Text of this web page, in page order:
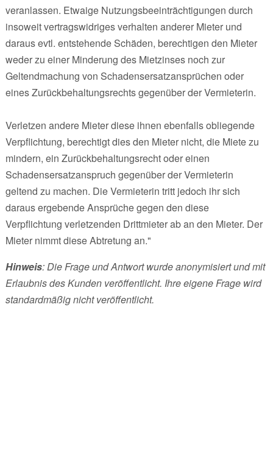
veranlassen. Etwaige Nutzungsbeeinträchtigungen durch
insoweit vertragswidriges verhalten anderer Mieter und
daraus evtl. entstehende Schäden, berechtigen den Mieter
weder zu einer Minderung des Mietzinses noch zur
Geltendmachung von Schadensersatzansprüchen oder
eines Zurückbehaltungsrechts gegenüber der Vermieterin.
Verletzen andere Mieter diese ihnen ebenfalls obliegende
Verpflichtung, berechtigt dies den Mieter nicht, die Miete zu
mindern, ein Zurückbehaltungsrecht oder einen
Schadensersatzanspruch gegenüber der Vermieterin
geltend zu machen. Die Vermieterin tritt jedoch ihr sich
daraus ergebende Ansprüche gegen den diese
Verpflichtung verletzenden Drittmieter ab an den Mieter. Der
Mieter nimmt diese Abtretung an."
Hinweis: Die Frage und Antwort wurde anonymisiert und mit
Erlaubnis des Kunden veröffentlicht. Ihre eigene Frage wird
standardmäßig nicht veröffentlicht.